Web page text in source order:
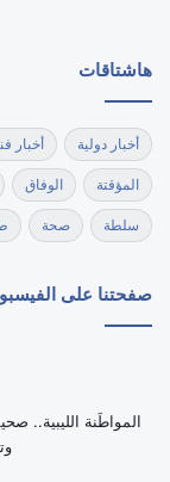
هاشتاقات
أخبار دولية أخبار
المؤقتة الوفاق
سلطة صحة
صفحتنا على
‏المواطَنة الليبية..